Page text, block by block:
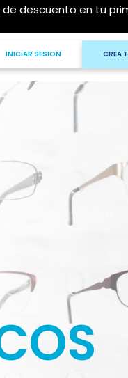
de descuento en tu
INICIAR SESION CREA